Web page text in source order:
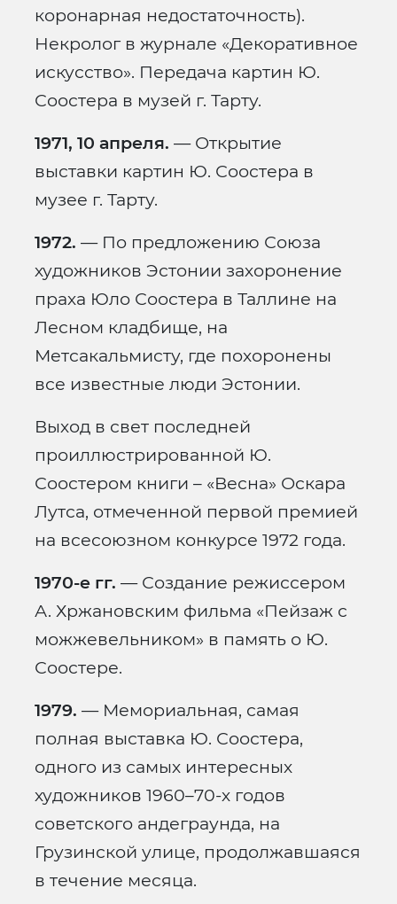
коронарная недостаточность).
Некролог в журнале «Декоративное
искусство». Передача картин Ю.
Соостера в музей г. Тарту.
1971, 10 апреля. — Открытие
выставки картин Ю. Соостера в
музее г. Тарту.
1972. — По предложению Союза
художников Эстонии захоронение
праха Юло Соостера в Таллине на
Лесном кладбище, на
Метсакальмисту, где похоронены
все известные люди Эстонии.
Выход в свет последней
проиллюстрированной Ю.
Соостером книги – «Весна» Оскара
Лутса, отмеченной первой премией
на всесоюзном конкурсе 1972 года.
1970-е гг. — Создание режиссером
А. Хржановским фильма «Пейзаж с
можжевельником» в память о Ю.
Соостере.
1979. — Мемориальная, самая
полная выставка Ю. Соостера,
одного из самых интересных
художников 1960–70-х годов
советского андеграунда, на
Грузинской улице, продолжавшаяся
в течение месяца.